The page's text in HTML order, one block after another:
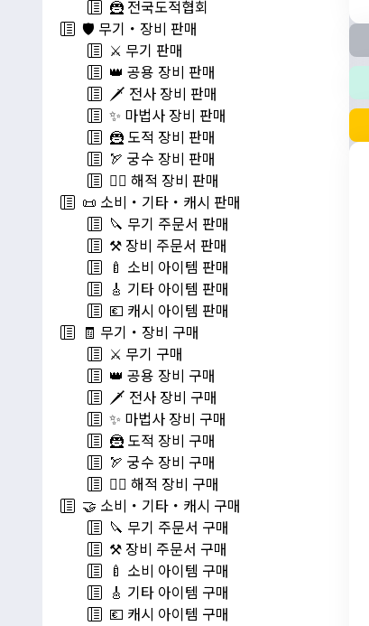
🦹 전국도적협회
🛡️ 무기・장비 판매
⚔️ 무기 판매
👑 공용 장비 판매
🗡️ 전사 장비 판매
✨ 마법사 장비 판매
🦹 도적 장비 판매
🏹 궁수 장비 판매
🏴‍☠️ 해적 장비 판매
📜 소비・기타・캐시 판매
🔪 무기 주문서 판매
⚒️ 장비 주문서 판매
🍼 소비 아이템 판매
🎸 기타 아이템 판매
💶 캐시 아이템 판매
🧾 무기・장비 구매
⚔️ 무기 구매
👑 공용 장비 구매
🗡️ 전사 장비 구매
✨ 마법사 장비 구매
🦹 도적 장비 구매
🏹 궁수 장비 구매
🏴‍☠️ 해적 장비 구매
🤝 소비・기타・캐시 구매
🔪 무기 주문서 구매
⚒️ 장비 주문서 구매
🍼 소비 아이템 구매
🎸 기타 아이템 구매
💶 캐시 아이템 구매